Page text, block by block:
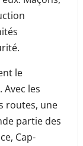
le
les
routes, une
partie des
Cap-